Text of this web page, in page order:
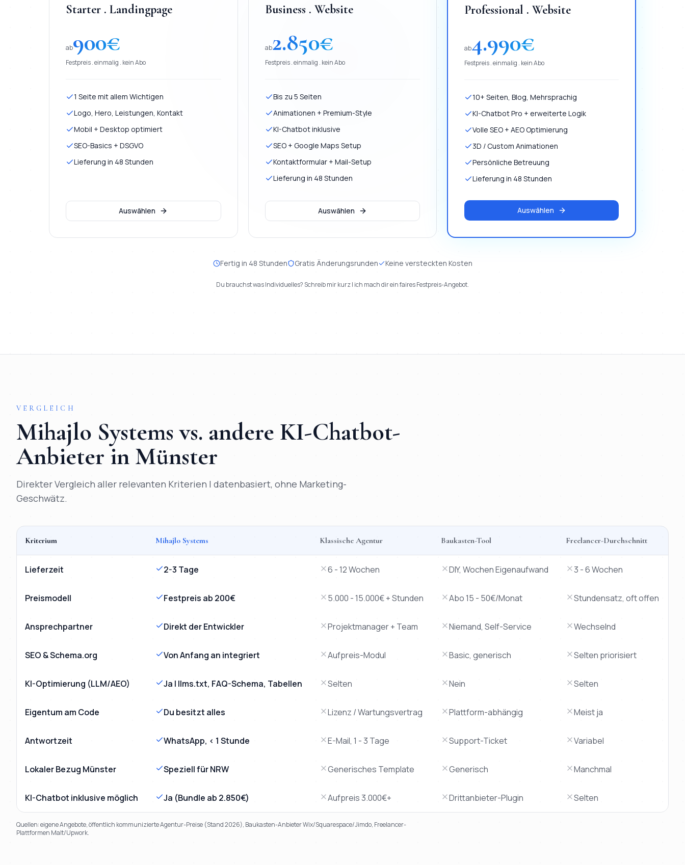
Starter . Landingpage
ab900€
Festpreis . einmalig . kein Abo
1 Seite mit allem Wichtigen
Logo, Hero, Leistungen, Kontakt
Mobil + Desktop optimiert
SEO-Basics + DSGVO
Lieferung in 48 Stunden
Auswählen
Business . Website
ab2.850€
Festpreis . einmalig . kein Abo
Bis zu 5 Seiten
Animationen + Premium-Style
KI-Chatbot inklusive
SEO + Google Maps Setup
Kontaktformular + Mail-Setup
Lieferung in 48 Stunden
Auswählen
Professional . Website
ab4.990€
Festpreis . einmalig . kein Abo
10+ Seiten, Blog, Mehrsprachig
KI-Chatbot Pro + erweiterte Logik
Volle SEO + AEO Optimierung
3D / Custom Animationen
Persönliche Betreuung
Lieferung in 48 Stunden
Auswählen
Fertig in 48 Stunden Gratis Änderungsrunden Keine versteckten Kosten
Du brauchst was Individuelles? Schreib mir kurz | ich mach dir ein faires Festpreis-Angebot.
VERGLEICH
Mihajlo Systems vs. andere KI-Chatbot-
Anbieter in Münster
Direkter Vergleich aller relevanten Kriterien | datenbasiert, ohne Marketing-
Geschwätz.
Kriterium Mihajlo Systems Klassische Agentur Baukasten-Tool Freelancer-Durchschnitt
Lieferzeit 2-3 Tage 6 - 12 Wochen DIY, Wochen Eigenaufwand 3 - 6 Wochen
Preismodell Festpreis ab 200€ 5.000 - 15.000€ + Stunden Abo 15 - 50€/Monat Stundensatz, oft offen
Ansprechpartner Direkt der Entwickler Projektmanager + Team Niemand, Self-Service Wechselnd
SEO & Schema.org Von Anfang an integriert Aufpreis-Modul Basic, generisch Selten priorisiert
KI-Optimierung (LLM/AEO) Ja | llms.txt, FAQ-Schema, Tabellen Selten Nein Selten
Eigentum am Code Du besitzt alles Lizenz / Wartungsvertrag Plattform-abhängig Meist ja
Antwortzeit WhatsApp, < 1 Stunde E-Mail, 1 - 3 Tage Support-Ticket Variabel
Lokaler Bezug Münster Speziell für NRW Generisches Template Generisch Manchmal
KI-Chatbot inklusive möglich Ja (Bundle ab 2.850€) Aufpreis 3.000€+ Drittanbieter-Plugin Selten
Quellen: eigene Angebote, öffentlich kommunizierte Agentur-Preise (Stand 2026), Baukasten-Anbieter Wix/Squarespace/Jimdo, Freelancer-
Plattformen Malt/Upwork.